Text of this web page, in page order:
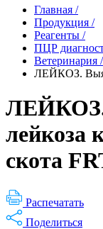
Главная /
Продукция /
Реагенты /
ПЦР
Ветеринария /
ЛЕЙКОЗ.
ЛЕЙКОЗ.
лейкоза
скота
Распечатать
Поделиться